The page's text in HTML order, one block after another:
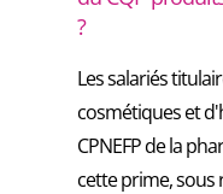
?
Les salariés
cosmétiques et
CPNEFP de la
cette prime, sous